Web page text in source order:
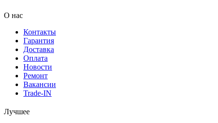
О нас
Контакты
Гарантия
Доставка
Оплата
Новости
Ремонт
Вакансии
Trade-IN
Лучшее